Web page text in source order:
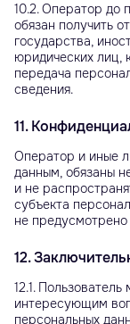
10.2. Оператор до
обязан получить
государства,
юридических лиц,
передача
сведения.
11.
Оператор и иные
данным, обязаны
и не
субъекта
не
12.
12.1.
интересующим
персональных